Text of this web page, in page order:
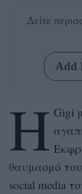
Δείτε
Add
Η Gigi
θαυμασμό
social media